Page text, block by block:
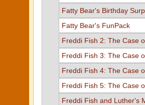
Fatty Bear's Birthday
Fatty Bear's FunPack
Freddi Fish 2: The Case
Freddi Fish 3: The Case
Freddi Fish 4: The Case
Freddi Fish 5: The Case
Freddi Fish and Luther's